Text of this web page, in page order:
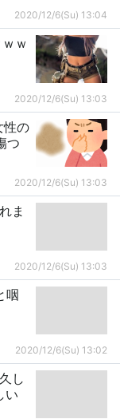
2020/12/6(Su) 13:04
ｗ
2020/12/6(Su) 13:03
性の
つ
2020/12/6(Su) 13:03
ま
2020/12/6(Su) 13:03
咽
2020/12/6(Su) 13:02
し
い